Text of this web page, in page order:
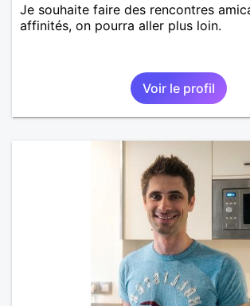
Je souhaite faire des rencontres
affinités, on pourra aller plus loin.
Voir le profil